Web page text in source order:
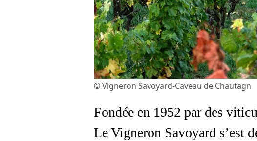
© Vigneron Savoyard-Caveau de Chautagn
Fondée en 1952 par des
Le Vigneron Savoyard s’est